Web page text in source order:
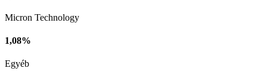
Micron Technology
1,08%
Egyéb